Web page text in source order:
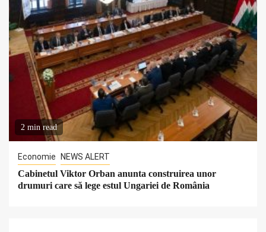
2 min read
Economie NEWS ALERT
Cabinetul Viktor Orban anunta construirea unor
drumuri care să lege estul Ungariei de România